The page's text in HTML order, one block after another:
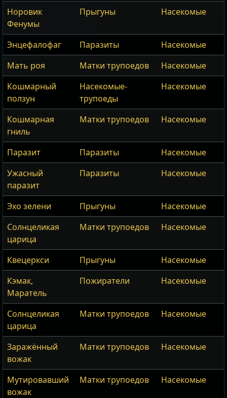
Норовик
Фенумы
Прыгуны Насекомые
Энцефалофаг Паразиты
Насекомые
Мать роя
Матки трупоедов
Насекомые
Кошмарный
ползун
Насекомые-
трупоеды
Насекомые
Кошмарная
гниль
Матки трупоедов Насекомые
Паразит Паразиты
Насекомые
Ужасный
паразит
Паразиты Насекомые
Эхо зелени Прыгуны
Насекомые
Солнцеликая
царица
Матки трупоедов Насекомые
Квецеркси Прыгуны
Насекомые
Кэмак,
Маратель
Пожиратели Насекомые
Солнцеликая
царица
Матки трупоедов Насекомые
Заражённый
вожак
Матки трупоедов Насекомые
Мутировавший
вожак
Матки трупоедов Насекомые